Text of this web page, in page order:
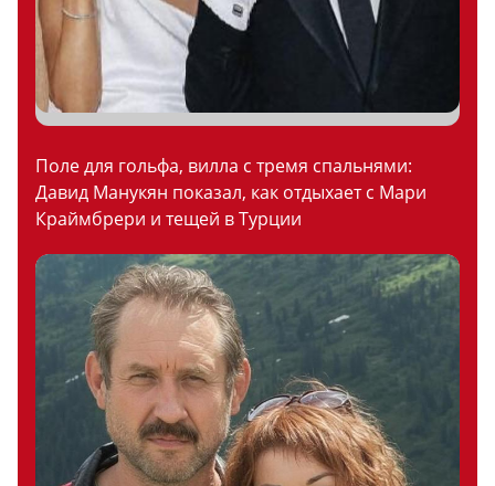
Поле для гольфа, вилла с тремя спальнями:
Давид Манукян показал, как отдыхает с Мари
Краймбрери и тещей в Турции